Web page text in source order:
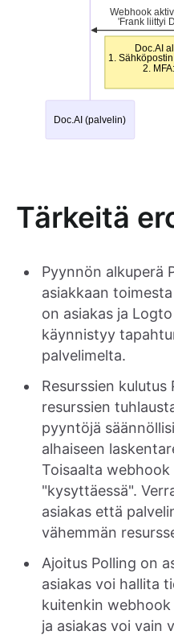
Tärkeitä
Pyynnön alkuperä
asiakkaan
on asiakas ja
käynnistyy
palvelimelta.
Resurssien
resurssien
pyyntöjä
alhaiseen
Toisaalta
"kysyttäessä".
asiakas että
vähemmän
Ajoitus Polling on
asiakas voi hallita
kuitenkin
ja asiakas voi vain